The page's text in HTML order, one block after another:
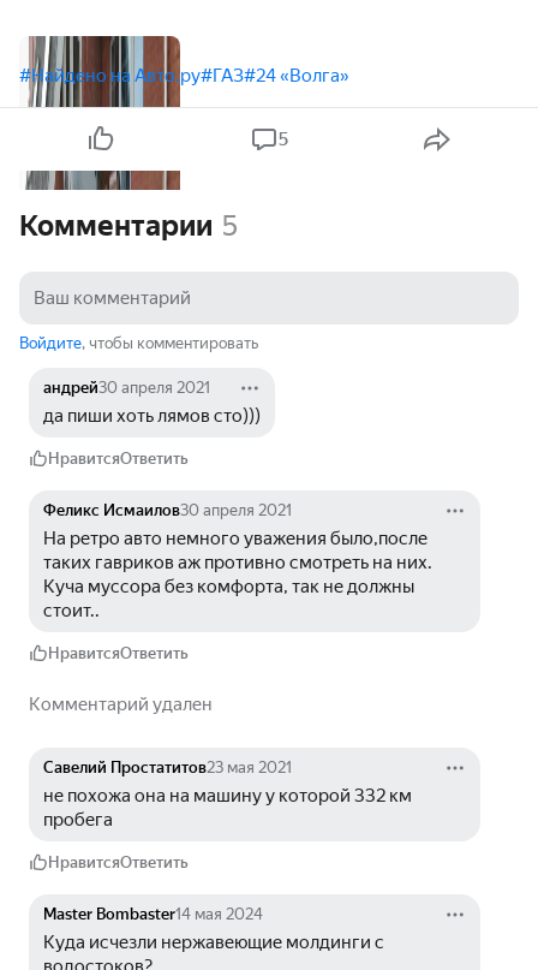
#Найдено на Авто.ру#ГАЗ#24 «Волга»
5
Комментарии 5
Войдите, чтобы комментировать
андрей30 апреля 2021
да пиши хоть лямов сто)))
НравитсяОтветить
Феликс Исмаилов30 апреля 2021
На ретро авто немного уважения было,после
таких гавриков аж противно смотреть на них.
Куча муссора без комфорта, так не должны
стоит..
НравитсяОтветить
Комментарий удален
Савелий Простатитов23 мая 2021
не похожа она на машину у которой 332 км
пробега
НравитсяОтветить
Master Bombaster14 мая 2024
Куда исчезли нержавеющие молдинги с